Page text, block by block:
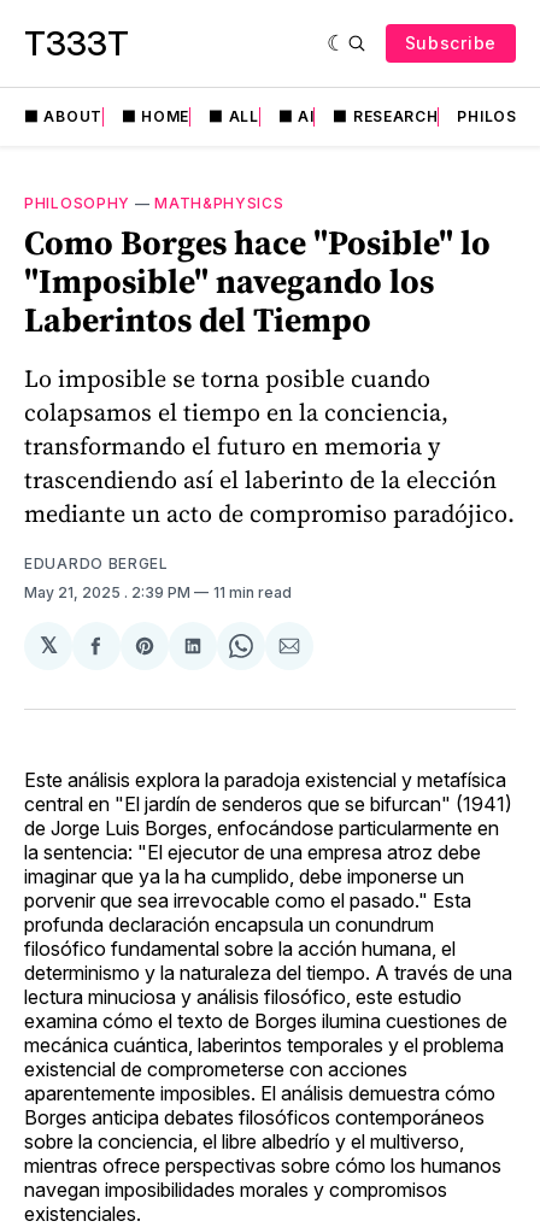
T333T Subscribe
⬛️ ABOUT ⬛️ HOME ⬛️ ALL ⬛️ AI ⬛️ RESEARCH
PHILOSOPHY —MATH&PHYSICS
Como Borges hace "Posible" lo
"Imposible" navegando los
Laberintos del Tiempo
Lo imposible se torna posible cuando
colapsamos el tiempo en la conciencia,
transformando el futuro en memoria y
trascendiendo así el laberinto de la elección
mediante un acto de compromiso paradójico.
EDUARDO BERGEL
May 21, 2025 . 2:39 PM 11 min read
𝕏
Share
Facebook
Share
Pinterest
Share
LinkedIn
Share
WhatsApp
Share
Email
Este análisis explora la paradoja existencial y metafísica
central en "El jardín de senderos que se bifurcan" (1941)
de Jorge Luis Borges, enfocándose particularmente en
la sentencia: "El ejecutor de una empresa atroz debe
imaginar que ya la ha cumplido, debe imponerse un
porvenir que sea irrevocable como el pasado." Esta
profunda declaración encapsula un conundrum
filosófico fundamental sobre la acción humana, el
determinismo y la naturaleza del tiempo. A través de una
lectura minuciosa y análisis filosófico, este estudio
examina cómo el texto de Borges ilumina cuestiones de
mecánica cuántica, laberintos temporales y el problema
existencial de comprometerse con acciones
aparentemente imposibles. El análisis demuestra cómo
Borges anticipa debates filosóficos contemporáneos
sobre la conciencia, el libre albedrío y el multiverso,
mientras ofrece perspectivas sobre cómo los humanos
navegan imposibilidades morales y compromisos
existenciales.